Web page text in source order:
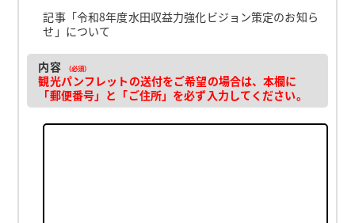
記事「令和8年度水田収益力強化ビジョン策定のお知ら
せ」について
内容 （必須）
観光パンフレットの送付をご希望の場合は、本欄に
「郵便番号」と「ご住所」を必ず入力してください。